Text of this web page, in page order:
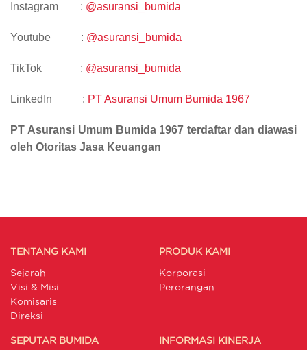
Instagram : @asuransi_bumida
Youtube : @asuransi_bumida
TikTok : @asuransi_bumida
LinkedIn : PT Asuransi Umum Bumida 1967
PT Asuransi Umum Bumida 1967 terdaftar dan diawasi
oleh Otoritas Jasa Keuangan
TENTANG KAMI
Sejarah
Visi & Misi
Komisaris
Direksi
PRODUK KAMI
Korporasi
Perorangan
SEPUTAR BUMIDA
INFORMASI KINERJA